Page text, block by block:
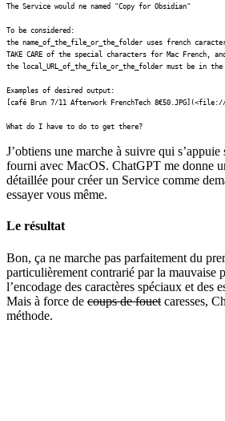
The Service would ne named "Copy for Obsidian"
To be considered:
the name_of_the_file_or_the_folder uses french
TAKE CARE of the special characters for Mac French,
the local_URL_of_the_file_or_the_folder must be in
Examples of desired output:
[café Brun 7/11 Afterwork FrenchTech
What do I have to do to get there?
J’obtiens une marche à suivre qui
fourni avec MacOS. ChatGPT me donne
détaillée pour créer un Service comme
essayer vous même.
Le résultat
Bon, ça ne marche pas parfaitement du
particulièrement contrarié par la mauvaise
l’encodage des caractères spéciaux et des
Mais à force de coups de fouet caresses,
méthode.